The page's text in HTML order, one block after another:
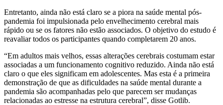
Entretanto, ainda não está claro se a piora na saúde mental pós-
pandemia foi impulsionada pelo envelhecimento cerebral mais
rápido ou se os fatores não estão associados. O objetivo do estudo é
reavaliar todos os participantes quando completarem 20 anos.
“Em adultos mais velhos, essas alterações cerebrais costumam estar
associadas a um funcionamento cognitivo reduzido. Ainda não está
claro o que eles significam em adolescentes. Mas esta é a primeira
demonstração de que as dificuldades na saúde mental durante a
pandemia são acompanhadas pelo que parecem ser mudanças
relacionadas ao estresse na estrutura cerebral”, disse Gotlib.